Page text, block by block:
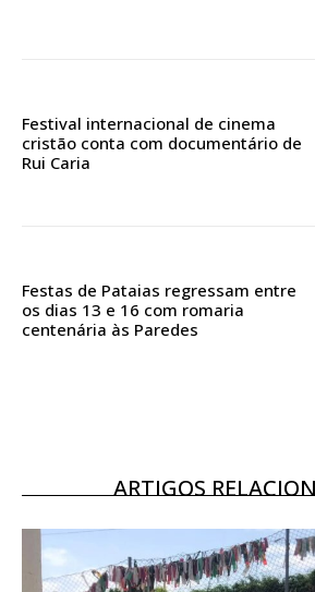
DIGITAL
16€
Acesso ao conteúdo online
Acesso aos conteúdos
Festival internacional de cinema
cristão conta com documentário de
Rui Caria
Festas de Pataias regressam entre
os dias 13 e 16 com romaria
centenária às Paredes
ARTIGOS